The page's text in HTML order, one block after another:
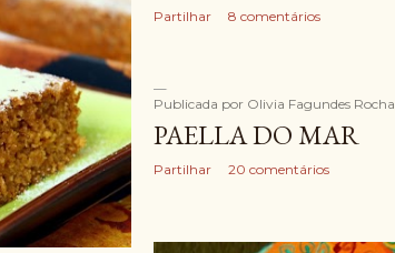
Partilhar 8 comentários
Publicada por Olivia Fagundes Rocha
PAELLA DO MAR
Partilhar 20 comentários